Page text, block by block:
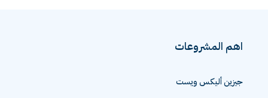
اهم المشروعات
جيزين أليكس ويست